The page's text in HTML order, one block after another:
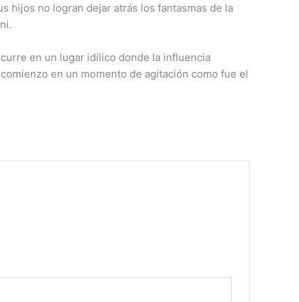
hijos no logran dejar atrás los fantasmas de la
en un lugar idílico donde la influencia
en un momento de agitación como fue el